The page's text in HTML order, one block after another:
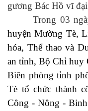
gương Bác Hồ vĩ
Trong 03
huyện Mường Tè,
hóa, Thể thao và
an tỉnh, Bộ Chỉ huy
Biên phòng tỉnh
Tè tổ chức thành
Công - Nông -